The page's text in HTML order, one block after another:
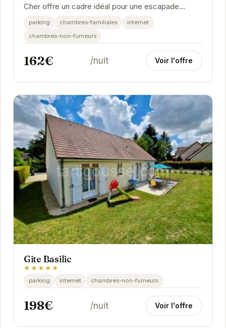
Cher offre un cadre idéal pour une escapade
relaxante. Avec ses chambres confortables et
parking chambres-familiales
internet
chambres-non-fumeurs
162€ /nuit Voir l'offre
Gîte Basilic
★★★★★
parking internet chambres-non-fumeurs
198€ /nuit Voir l'offre